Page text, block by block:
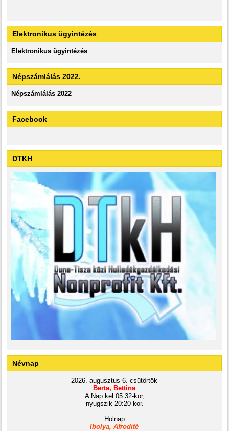
Elektronikus ügyintézés
Elektronikus ügyintézés
Népszámlálás 2022.
Népszámlálás 2022
Facebook
DTKH
Névnap
2026. augusztus 6. csütörtök
Berta, Bettina
A Nap kel 05:32-kor,
nyugszik 20:20-kor.
Holnap
Ibolya, Afrodité